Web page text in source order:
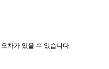
차가 있을 수 있습니다.